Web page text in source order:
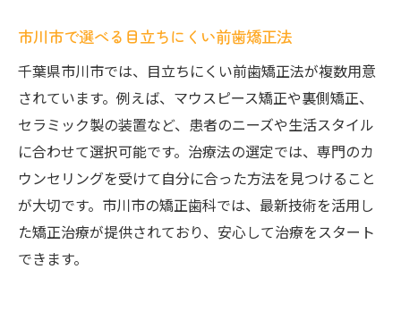
市川市で選べる目立ちにくい前歯矯正法
千葉県市川市では、目立ちにくい前歯矯正法が複数用意
されています。例えば、マウスピース矯正や裏側矯正、
セラミック製の装置など、患者のニーズや生活スタイル
に合わせて選択可能です。治療法の選定では、専門のカ
ウンセリングを受けて自分に合った方法を見つけること
が大切です。市川市の矯正歯科では、最新技術を活用し
た矯正治療が提供されており、安心して治療をスタート
できます。